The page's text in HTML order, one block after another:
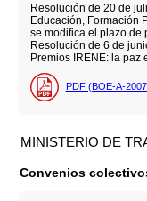
Resolución de 20 de
Educación, Formación
se modifica el plazo de
Resolución de 6 de
Premios IRENE: la paz
PDF (BOE-A-
MINISTERIO DE
Convenios